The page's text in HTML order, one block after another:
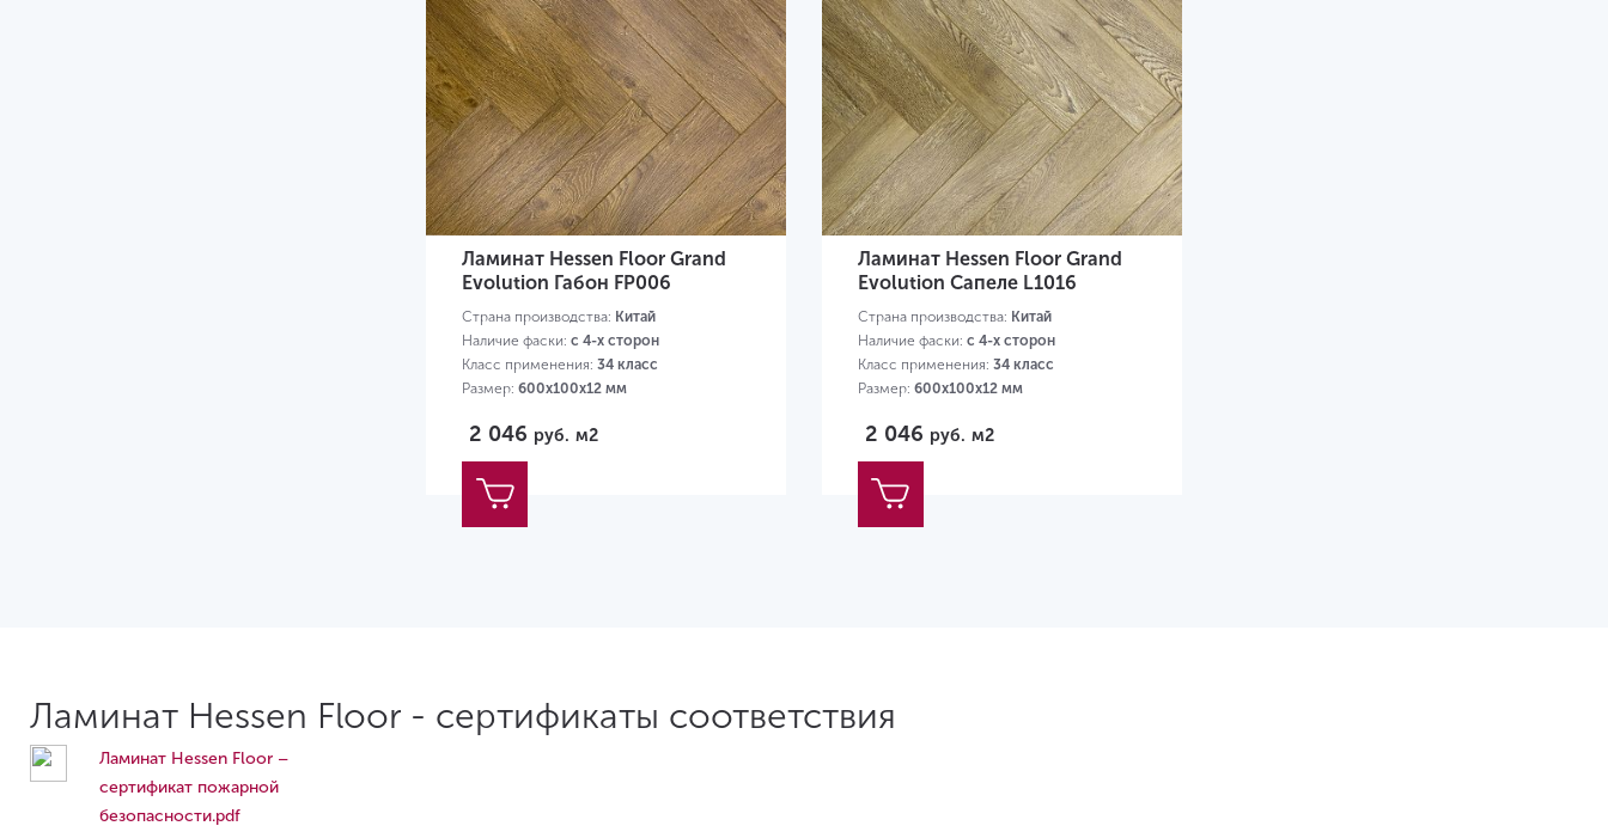
Ламинат Hessen Floor Grand
Evolution Габон FP006
Страна производства: Китай
Наличие фаски: с 4-х сторон
Класс применения: 34 класс
Размер: 600х100х12 мм
2 046 руб. м2
Ламинат Hessen Floor Grand
Evolution Сапеле L1016
Страна производства: Китай
Наличие фаски: с 4-х сторон
Класс применения: 34 класс
Размер: 600х100х12 мм
2 046 руб. м2
Ламинат Hessen Floor - сертификаты соответствия
Ламинат Hessen Floor –
сертификат пожарной
безопасности.pdf